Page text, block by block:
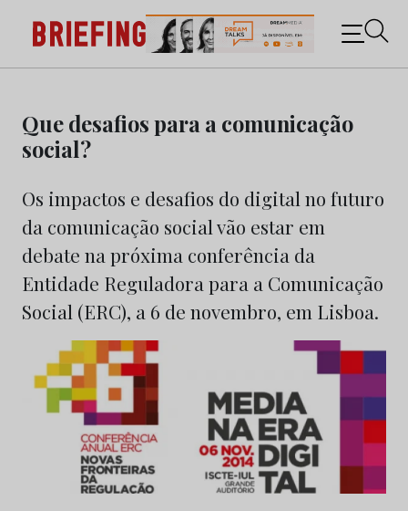
content
Briefing: Todas as notícias sobre os negócios do
Marketing e da Publicidade
Que desafios para a comunicação
social?
Os impactos e desafios do digital no futuro
da comunicação social vão estar em
debate na próxima conferência da
Entidade Reguladora para a Comunicação
Social (ERC), a 6 de novembro, em Lisboa.